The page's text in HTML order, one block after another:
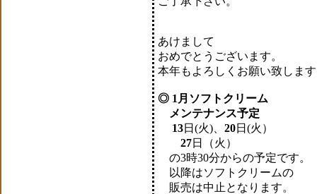
あけまして
おめでとうございます。
本年もよろしくお願い致しま
◎ 1月ソフトクリーム
メンテナンス予定
13日(火)、 20日(火）
27日（火）
の3時30分からの予定です。
以降はソフトクリームの
販売は中止となります。